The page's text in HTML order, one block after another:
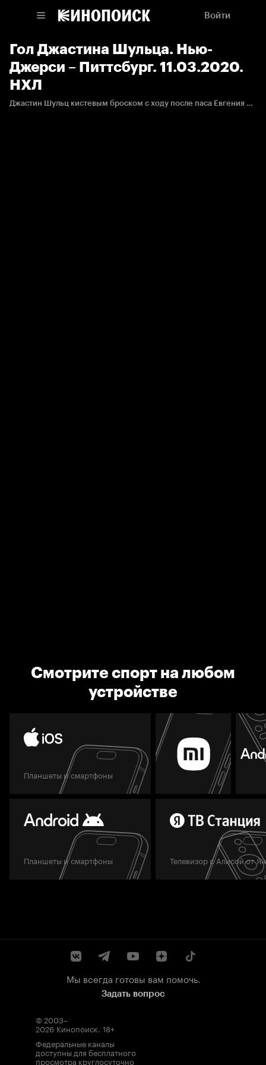
Войти
Гол Джастина Шульца. Нью-
Джерси – Питтсбург. 11.03.2020.
НХЛ
Джастин Шульц кистевым броском с ходу после паса Евгения Малкина забрасывает третью шайбу в сезоне
Смотрите спорт на любом
устройстве
Планшеты и смартфоны
Планшеты и смартфоны Телевизор с Алисой от
Мы всегда готовы вам помочь.
Задать вопрос
© 2003–
2026 Кинопоиск. 18+
Федеральные каналы
доступны для бесплатного
просмотра круглосуточно